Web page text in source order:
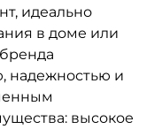
идеально
в доме или
надежностью и
высокое